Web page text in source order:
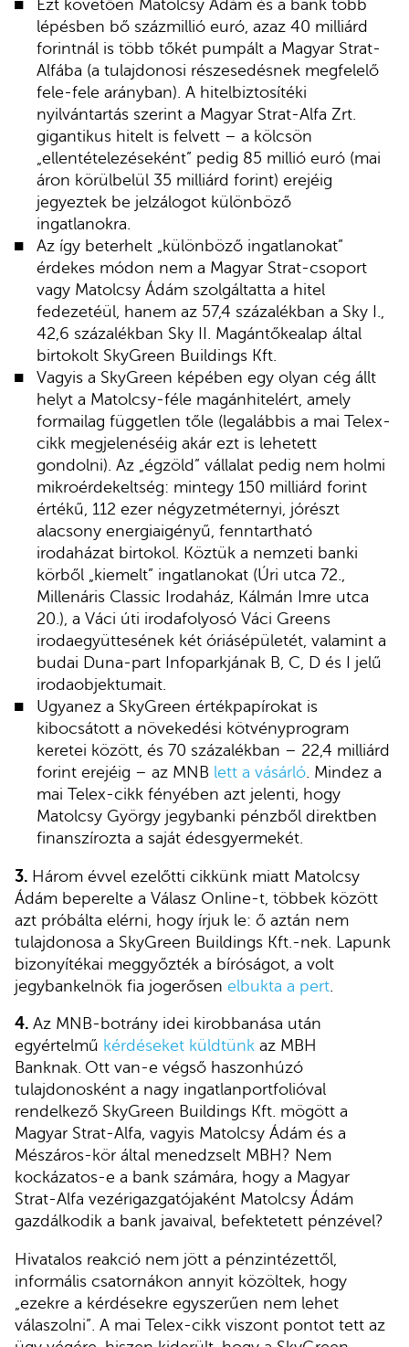
Ezt követően Matolcsy Ádám és a bank több
lépésben bő százmillió euró, azaz 40 milliárd
forintnál is több tőkét pumpált a Magyar Strat-
Alfába (a tulajdonosi részesedésnek megfelelő
fele-fele arányban). A hitelbiztosítéki
nyilvántartás szerint a Magyar Strat-Alfa Zrt.
gigantikus hitelt is felvett – a kölcsön
„ellentételezéseként” pedig 85 millió euró (mai
áron körülbelül 35 milliárd forint) erejéig
jegyeztek be jelzálogot különböző
ingatlanokra.
Az így beterhelt „különböző ingatlanokat”
érdekes módon nem a Magyar Strat-csoport
vagy Matolcsy Ádám szolgáltatta a hitel
fedezetéül, hanem az 57,4 százalékban a Sky I.,
42,6 százalékban Sky II. Magántőkealap által
birtokolt SkyGreen Buildings Kft.
Vagyis a SkyGreen képében egy olyan cég állt
helyt a Matolcsy-féle magánhitelért, amely
formailag független tőle (legalábbis a mai Telex-
cikk megjelenéséig akár ezt is lehetett
gondolni). Az „égzöld” vállalat pedig nem holmi
mikroérdekeltség: mintegy 150 milliárd forint
értékű, 112 ezer négyzetméternyi, jórészt
alacsony energiaigényű, fenntartható
irodaházat birtokol. Köztük a nemzeti banki
körből „kiemelt” ingatlanokat (Úri utca 72.,
Millenáris Classic Irodaház, Kálmán Imre utca
20.), a Váci úti irodafolyosó Váci Greens
irodaegyüttesének két óriásépületét, valamint a
budai Duna-part Infoparkjának B, C, D és I jelű
irodaobjektumait.
Ugyanez a SkyGreen értékpapírokat is
kibocsátott a növekedési kötvényprogram
keretei között, és 70 százalékban – 22,4 milliárd
forint erejéig – az MNB lett a vásárló. Mindez a
mai Telex-cikk fényében azt jelenti, hogy
Matolcsy György jegybanki pénzből direktben
finanszírozta a saját édesgyermekét.
3. Három évvel ezelőtti cikkünk miatt Matolcsy
Ádám beperelte a Válasz Online-t, többek között
azt próbálta elérni, hogy írjuk le: ő aztán nem
tulajdonosa a SkyGreen Buildings Kft.-nek. Lapunk
bizonyítékai meggyőzték a bíróságot, a volt
jegybankelnök fia jogerősen elbukta a pert
4. Az MNB-botrány idei kirobbanása után
egyértelmű kérdéseket küldtünk az MBH
Banknak. Ott van-e végső haszonhúzó
tulajdonosként a nagy ingatlanportfolióval
rendelkező SkyGreen Buildings Kft. mögött a
Magyar Strat-Alfa, vagyis Matolcsy Ádám és a
Mészáros-kör által menedzselt MBH? Nem
kockázatos-e a bank számára, hogy a Magyar
Strat-Alfa vezérigazgatójaként Matolcsy Ádám
gazdálkodik a bank javaival, befektetett pénzével?
Hivatalos reakció nem jött a pénzintézettől,
informális csatornákon annyit közöltek, hogy
„ezekre a kérdésekre egyszerűen nem lehet
válaszolni”. A mai Telex-cikk viszont pontot tett az